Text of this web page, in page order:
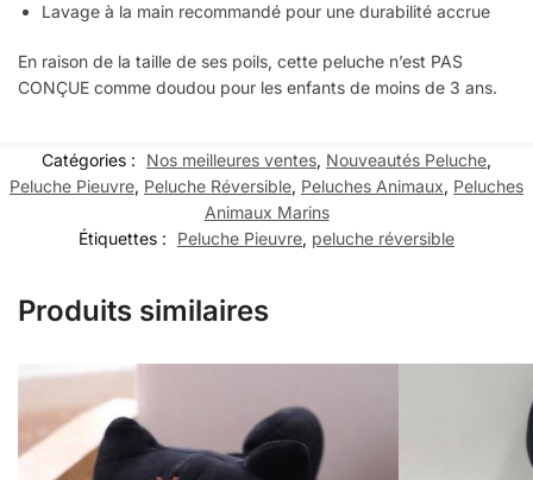
Lavage à la main recommandé pour une durabilité accrue
En raison de la taille de ses poils, cette peluche n’est PAS
CONÇUE comme doudou pour les enfants de moins de 3 ans.
Catégories : Nos meilleures ventes, Nouveautés Peluche,
Peluche Pieuvre, Peluche Réversible, Peluches Animaux, Peluches
Animaux Marins
Étiquettes :
Peluche Pieuvre, peluche réversible
Produits similaires